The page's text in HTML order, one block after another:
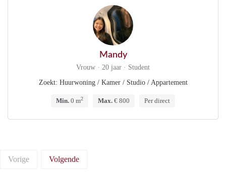
Mandy
Vrouw · 20 jaar · Student
Zoekt: Huurwoning / Kamer / Studio / Appartement
Min. 0 m2 Max. € 800 Per direct
Vorige Volgende